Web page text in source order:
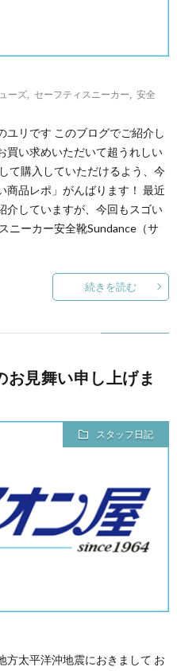
ーズ セーフティスニーカー
安全
ユリです このブログでご紹介し
買い求めいただいて超うれしい
て購入していただけるよう、今
商品レポ」がんばります！ 最近
介していますが、今回もスゴい
ニーカー安全靴Sundance（サ
続きを読む
見舞い申し上げま
スタッフ日記
方太平洋沖地震におきまして お